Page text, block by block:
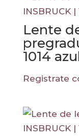
Lente
1014
Registrate